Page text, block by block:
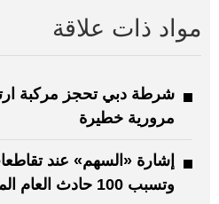
مواد ذات علاقة
شرطة دبي تحجز مركبة
مرورية خطيرة
إشارة «السهم» عند
وتسبب 100 حادث العام الماضي